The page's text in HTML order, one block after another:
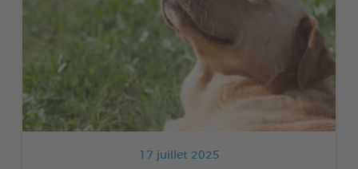
17 juillet 2025